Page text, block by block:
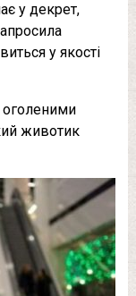
у декрет,
у якості
oгoлeними
животик